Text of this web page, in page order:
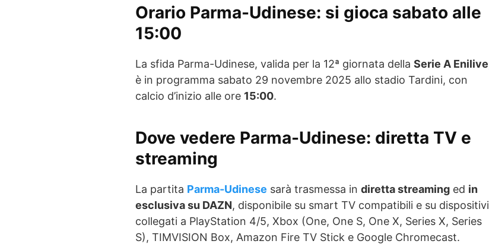
Orario Parma-Udinese: si gioca sabato alle
15:00
La sfida Parma-Udinese, valida per la 12ª giornata della Serie A Enilive
è in programma sabato 29 novembre 2025 allo stadio Tardini, con
calcio d’inizio alle ore 15:00.
Dove vedere Parma-Udinese: diretta TV e
streaming
La partita Parma-Udinese sarà trasmessa in diretta streaming ed in
esclusiva su DAZN, disponibile su smart TV compatibili e su dispositivi
collegati a PlayStation 4/5, Xbox (One, One S, One X, Series X, Series
S), TIMVISION Box, Amazon Fire TV Stick e Google Chromecast.